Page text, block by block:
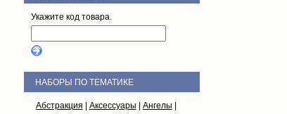
Укажите код товара.
НАБОРЫ ПО ТЕМАТИКЕ
Абстракция Аксессуары Ангелы